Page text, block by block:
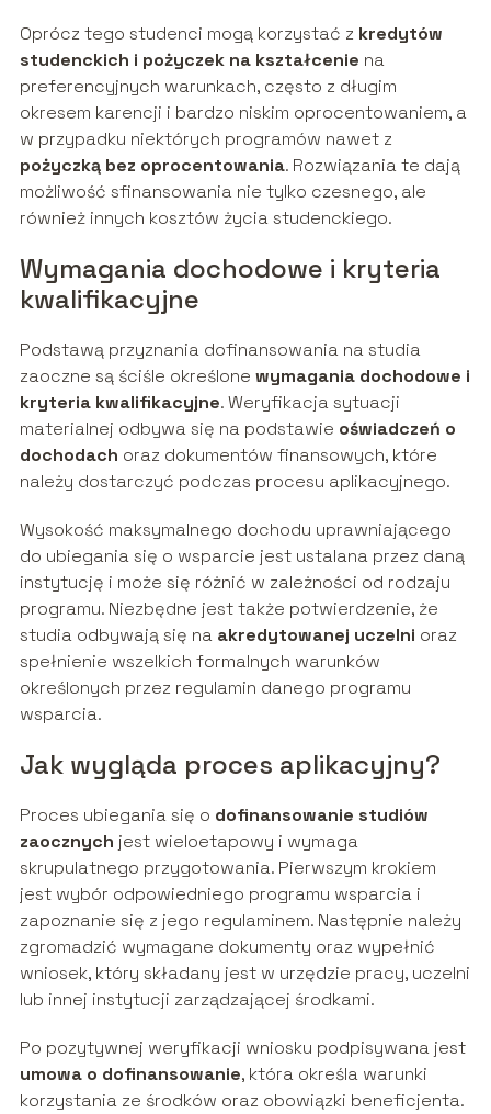
Oprócz tego studenci mogą korzystać z kredytów
studenckich i pożyczek na kształcenie na
preferencyjnych warunkach, często z długim
okresem karencji i bardzo niskim oprocentowaniem, a
w przypadku niektórych programów nawet z
pożyczką bez oprocentowania. Rozwiązania te dają
możliwość sfinansowania nie tylko czesnego, ale
również innych kosztów życia studenckiego.
Wymagania dochodowe i kryteria
kwalifikacyjne
Podstawą przyznania dofinansowania na studia
zaoczne są ściśle określone wymagania dochodowe i
kryteria kwalifikacyjne. Weryfikacja sytuacji
materialnej odbywa się na podstawie oświadczeń o
dochodach oraz dokumentów finansowych, które
należy dostarczyć podczas procesu aplikacyjnego.
Wysokość maksymalnego dochodu uprawniającego
do ubiegania się o wsparcie jest ustalana przez daną
instytucję i może się różnić w zależności od rodzaju
programu. Niezbędne jest także potwierdzenie, że
studia odbywają się na akredytowanej uczelni oraz
spełnienie wszelkich formalnych warunków
określonych przez regulamin danego programu
wsparcia.
Jak wygląda proces aplikacyjny?
Proces ubiegania się o dofinansowanie studiów
zaocznych jest wieloetapowy i wymaga
skrupulatnego przygotowania. Pierwszym krokiem
jest wybór odpowiedniego programu wsparcia i
zapoznanie się z jego regulaminem. Następnie należy
zgromadzić wymagane dokumenty oraz wypełnić
wniosek, który składany jest w urzędzie pracy, uczelni
lub innej instytucji zarządzającej środkami.
Po pozytywnej weryfikacji wniosku podpisywana jest
umowa o dofinansowanie, która określa warunki
korzystania ze środków oraz obowiązki beneficjenta.